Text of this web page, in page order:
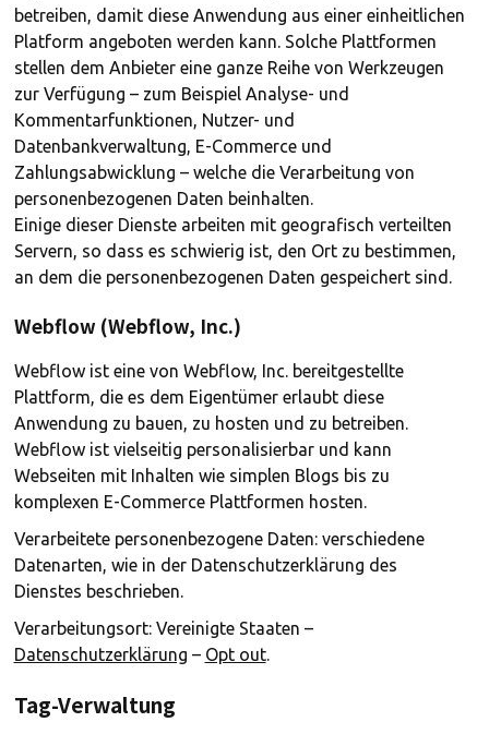
betreiben, damit diese Anwendung aus einer einheitlichen
Platform angeboten werden kann. Solche Plattformen
stellen dem Anbieter eine ganze Reihe von Werkzeugen
zur Verfügung – zum Beispiel Analyse- und
Kommentarfunktionen, Nutzer- und
Datenbankverwaltung, E-Commerce und
Zahlungsabwicklung – welche die Verarbeitung von
personenbezogenen Daten beinhalten.
Einige dieser Dienste arbeiten mit geografisch verteilten
Servern, so dass es schwierig ist, den Ort zu bestimmen,
an dem die personenbezogenen Daten gespeichert sind.
Webflow (Webflow, Inc.)
Webflow ist eine von Webflow, Inc. bereitgestellte
Plattform, die es dem Eigentümer erlaubt diese
Anwendung zu bauen, zu hosten und zu betreiben.
Webflow ist vielseitig personalisierbar und kann
Webseiten mit Inhalten wie simplen Blogs bis zu
komplexen E-Commerce Plattformen hosten.
Verarbeitete personenbezogene Daten: verschiedene
Datenarten, wie in der Datenschutzerklärung des
Dienstes beschrieben.
Verarbeitungsort: Vereinigte Staaten –
Datenschutzerklärung – Opt out.
Tag-Verwaltung